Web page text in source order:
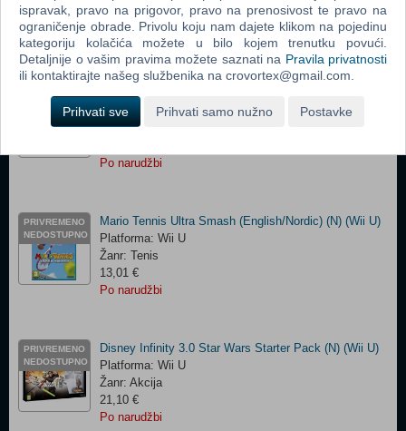
33,05 €
Po narudžbi
PRIVREMENO
NEDOSTUPNO
Darksiders Warmastered Edition (N) (Wii U)
Platforma: Wii U
Žanr: Akcija
Po narudžbi
PRIVREMENO
NEDOSTUPNO
Mario Tennis Ultra Smash (English/Nordic) (N) (Wii U)
Platforma: Wii U
Žanr: Tenis
13,01 €
Po narudžbi
PRIVREMENO
NEDOSTUPNO
Disney Infinity 3.0 Star Wars Starter Pack (N) (Wii U)
Platforma: Wii U
Žanr: Akcija
21,10 €
Po narudžbi
ispravak, pravo na prigovor, pravo na prenosivost te pravo na
ograničenje obrade. Privolu koju nam dajete klikom na pojedinu
kategoriju kolačića možete u bilo kojem trenutku povući.
Detaljnije o vašim pravima možete saznati na Pravila privatnosti
ili kontaktirajte našeg službenika na crovortex@gmail.com.
Prihvati sve Prihvati samo nužno Postavke